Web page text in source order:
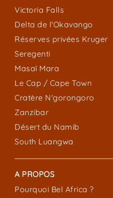
Victoria Falls
Delta de l'Okavango
Réserves privées Kruger
Seregenti
Masaï Mara
Le Cap / Cape Town
Cratère N'gorongoro
Zanzibar
Désert du Namib
South Luangwa
A PROPOS
Pourquoi Bel Africa ?